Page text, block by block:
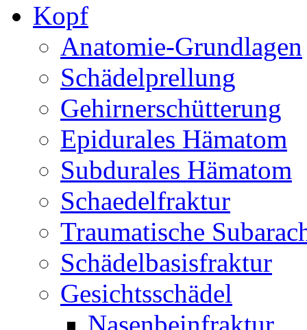
Kopf
Anatomie-Grundlagen
Schädelprellung
Gehirnerschütterung
Epidurales Hämatom
Subdurales Hämatom
Schaedelfraktur
Traumatische
Schädelbasisfraktur
Gesichtsschädel